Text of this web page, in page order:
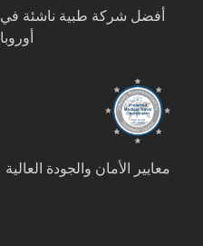
أفضل شركة طبية ناشئة في
أوروبا
معايير الأمان والجودة العالية